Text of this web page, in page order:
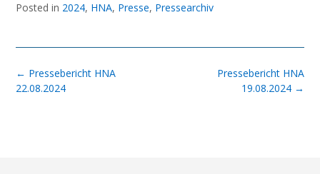
Posted in 2024, HNA, Presse, Pressearchiv
Post
navigation
Pressebericht HNA
19.08.2024 →
← Pressebericht HNA
22.08.2024